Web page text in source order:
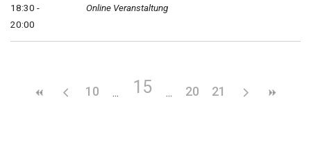
18:30 -
20:00
Online Veranstaltung
10 15 20 21